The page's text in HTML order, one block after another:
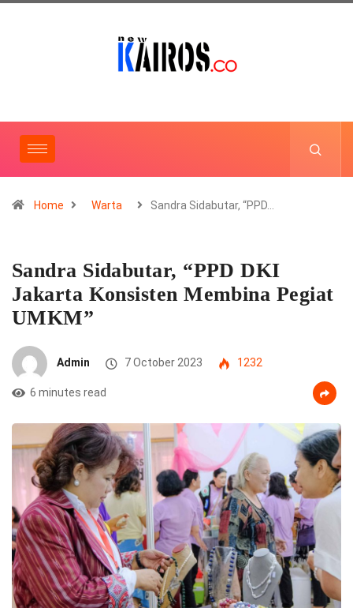
Home Warta Sandra Sidabutar, “PPD…
Sandra Sidabutar, “PPD DKI
Jakarta Konsisten Membina Pegiat
UMKM”
Admin 7 October 2023 1232
6 minutes read